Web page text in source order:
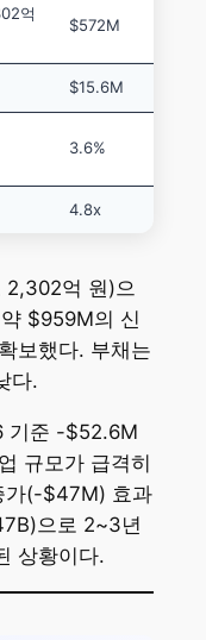
억
$572M
$15.6M
3.6%
4.8x
2,302억 원)으
$959M의 신
보했다. 부채는
다.
기준 -$52.6M
규모가 급격히
가(-$47M) 효과
으로 2~3년
상황이다.